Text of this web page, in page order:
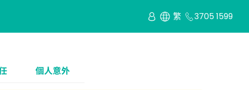
繁 3705 1599
個人意外